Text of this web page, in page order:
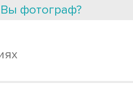
Вы фотограф?